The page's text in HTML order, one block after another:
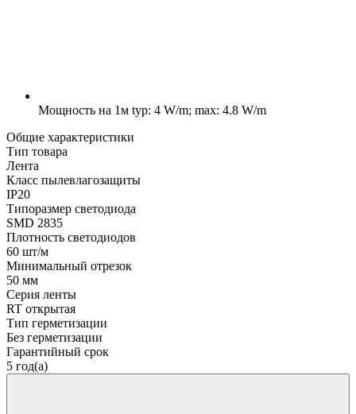
Мощность на 1м typ: 4 W/m; max: 4.8 W/m
Общие характеристики
Тип товара
Лента
Класс пылевлагозащиты
IP20
Типоразмер светодиода
SMD 2835
Плотность светодиодов
60 шт/м
Минимальный отрезок
50 мм
Серия ленты
RT открытая
Тип герметизации
Без герметизации
Гарантийный срок
5 год(а)